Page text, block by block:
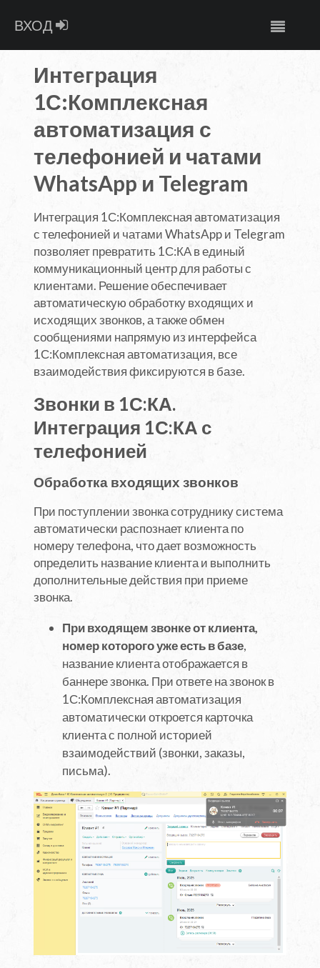
ВХОД
Интеграция
1С:Комплексная
автоматизация с
телефонией и чатами
WhatsApp и Telegram
Интеграция 1С:Комплексная автоматизация
с телефонией и чатами WhatsApp и Telegram
позволяет превратить 1С:КА в единый
коммуникационный центр для работы с
клиентами. Решение обеспечивает
автоматическую обработку входящих и
исходящих звонков, а также обмен
сообщениями напрямую из интерфейса
1С:Комплексная автоматизация, все
взаимодействия фиксируются в базе.
Звонки в 1С:КА.
Интеграция 1С:КА с
телефонией
Обработка входящих звонков
При поступлении звонка сотруднику система
автоматически распознает клиента по
номеру телефона, что дает возможность
определить название клиента и выполнить
дополнительные действия при приеме
звонка.
При входящем звонке от клиента,
номер которого уже есть в базе,
название клиента отображается в
баннере звонка. При ответе на звонок в
1С:Комплексная автоматизация
автоматически откроется карточка
клиента с полной историей
взаимодействий (звонки, заказы,
письма).